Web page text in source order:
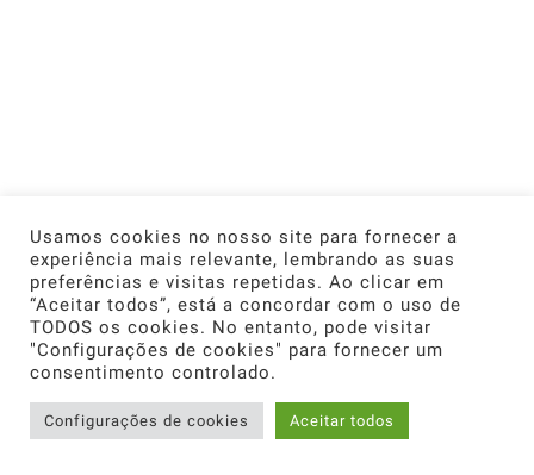
Usamos cookies no nosso site para fornecer a
experiência mais relevante, lembrando as suas
preferências e visitas repetidas. Ao clicar em
“Aceitar todos”, está a concordar com o uso de
TODOS os cookies. No entanto, pode visitar
"Configurações de cookies" para fornecer um
consentimento controlado.
Configurações de cookies Aceitar todos